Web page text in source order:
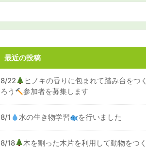
最近の投稿
8/22
ヒノキの香りに包まれて踏み台をつく
ろう
参加者を募集します
8/1 水の生き物学習 を行いました
8/18
木を割った木片を利用して動物をつく